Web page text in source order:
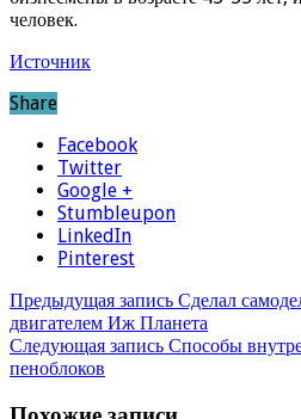
человек.
Источник
Share
Facebook
Twitter
Google +
Stumbleupon
LinkedIn
Pinterest
Предыдущая запись Сделал
двигателем Иж Планета
Следующая запись Способы
пеноблоков